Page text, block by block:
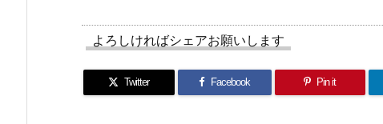
よろしければシェアお願いします
Twitter Facebook Pin it